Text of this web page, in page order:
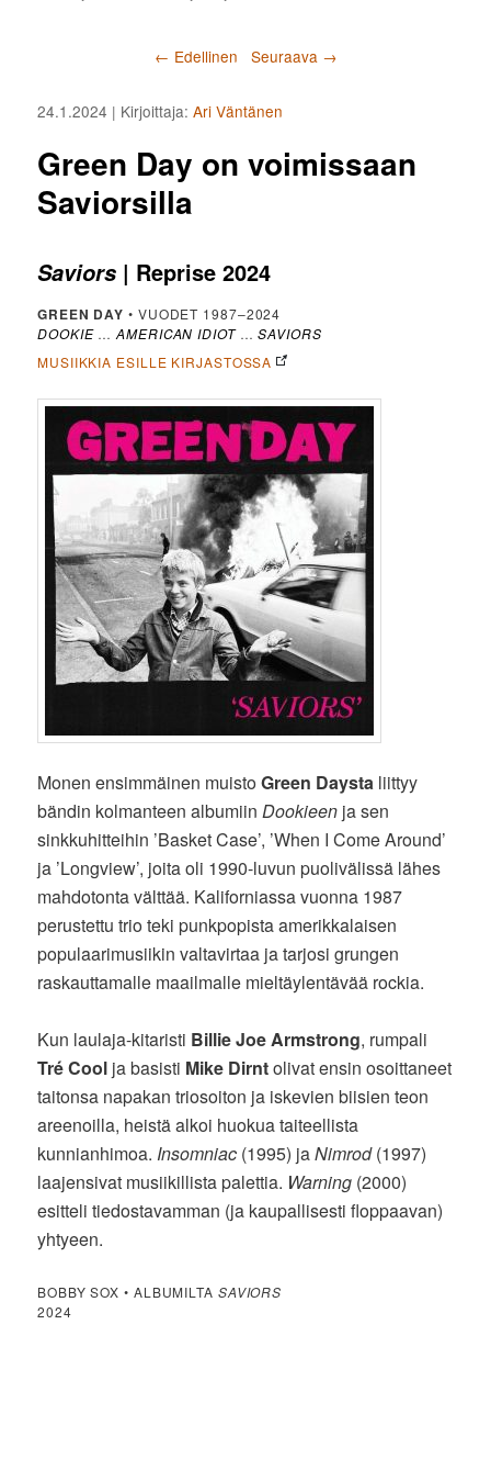
Artikkelien selaus
← Edellinen Seuraava →
Green Day on voimissaan
Saviorsilla
24.1.2024 | Kirjoittaja:Ari Väntänen
Saviors | Reprise 2024
GREEN DAY • VUODET 1987–2024
DOOKIE…AMERICAN IDIOT…SAVIORS
MUSIIKKIA ESILLE KIRJASTOSSA
Monen ensimmäinen muistoGreen Daysta liittyy
bändin kolmanteen albumiinDookieen ja sen
sinkkuhitteihin ’Basket Case’, ’When I Come Around’
ja ’Longview’, joita oli 1990-luvun puolivälissä lähes
mahdotonta välttää. Kaliforniassa vuonna 1987
perustettu trio teki punkpopista amerikkalaisen
populaarimusiikin valtavirtaa ja tarjosi grungen
raskauttamalle maailmalle mieltäylentävää rockia.
Kun laulaja-kitaristi Billie Joe Armstrong, rumpali
Tré Cool ja basisti Mike Dirntolivat ensin osoittaneet
taitonsa napakan triosoiton ja iskevien biisien teon
areenoilla, heistä alkoi huokua taiteellista
kunnianhimoa. Insomniac (1995) jaNimrod(1997)
laajensivat musiikillista palettia. Warning (2000)
esitteli tiedostavamman (ja kaupallisesti floppaavan)
yhtyeen.
BOBBY SOX • ALBUMILTA SAVIORS
2024